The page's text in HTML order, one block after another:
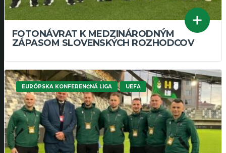
FOTONÁVRAT K MEDZINÁRODNÝM
ZÁPASOM SLOVENSKÝCH ROZHODCOV
EURÓPSKA KONFERENČNÁ LIGA UEFA